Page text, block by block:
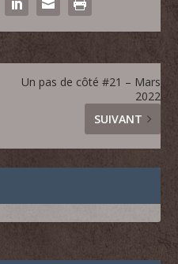
Un pas de côté #21 – Mars
2022
SUIVANT